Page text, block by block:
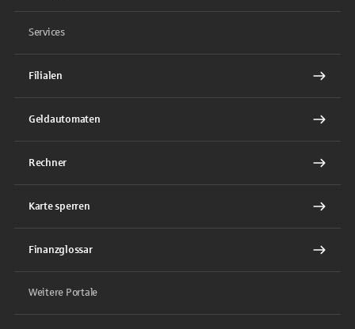
Services
Filialen
Geldautomaten
Rechner
Karte sperren
Finanzglossar
Weitere Portale